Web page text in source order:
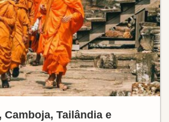
Camboja, Tailândia e